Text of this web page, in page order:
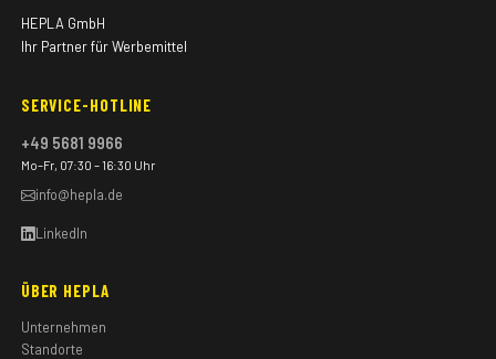
HEPLA GmbH
Ihr Partner für Werbemittel
SERVICE-HOTLINE
+49 5681 9966
Mo–Fr, 07:30 – 16:30 Uhr
info@hepla.de
LinkedIn
ÜBER HEPLA
Unternehmen
Standorte